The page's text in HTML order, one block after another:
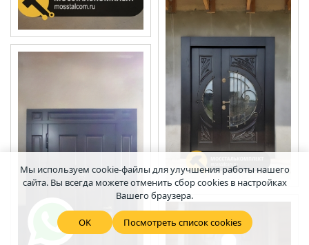
Мы используем cookie-файлы для улучшения работы нашего
сайта. Вы всегда можете отменить сбор cookies в настройках
Вашего браузера.
OK Посмотреть список cookies